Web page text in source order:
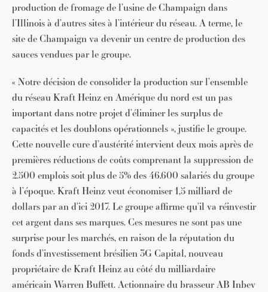
production de fromage de l’usine de Champaign dans
l’Illinois à d’autres sites à l’intérieur du réseau. A terme, le
site de Champaign va devenir un centre de production des
sauces vendues par le groupe.
« Notre décision de consolider la production sur l’ensemble
du réseau Kraft Heinz en Amérique du nord est un pas
important dans notre projet d’éliminer les surplus de
capacités et les doublons opérationnels », justifie le groupe.
Cette nouvelle cure d’austérité intervient deux mois après de
premières réductions de coûts comprenant la suppression de
2.500 emplois soit plus de 5% des 46.600 salariés du groupe
à l’époque. Kraft Heinz veut économiser 1,5 milliard de
dollars par an d’ici 2017. Le groupe affirme qu’il va réinvestir
cet argent dans ses marques. Ces mesures ne sont pas une
surprise pour les marchés, en raison de la réputation du
fonds d’investissement brésilien 3G Capital, nouveau
propriétaire de Kraft Heinz au côté du milliardaire
américain Warren Buffett. Actionnaire du brasseur AB Inbev